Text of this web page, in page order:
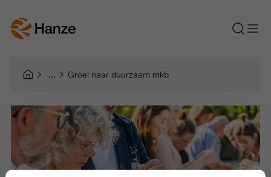
Groei naar duurzaam mkb